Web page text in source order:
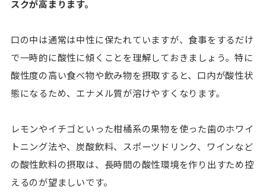
スクが高まります。
口の中は通常は中性に保たれていますが、食事をするだけ
で一時的に酸性に傾くことを理解しておきましょう。特に
酸性度の高い食べ物や飲み物を摂取すると、口内が酸性状
態になるため、エナメル質が溶けやすくなります。
レモンやイチゴといった柑橘系の果物を使った歯のホワイ
トニング法や、炭酸飲料、スポーツドリンク、ワインなど
の酸性飲料の摂取は、長時間の酸性環境を作り出すため控
えるのが望ましいです。